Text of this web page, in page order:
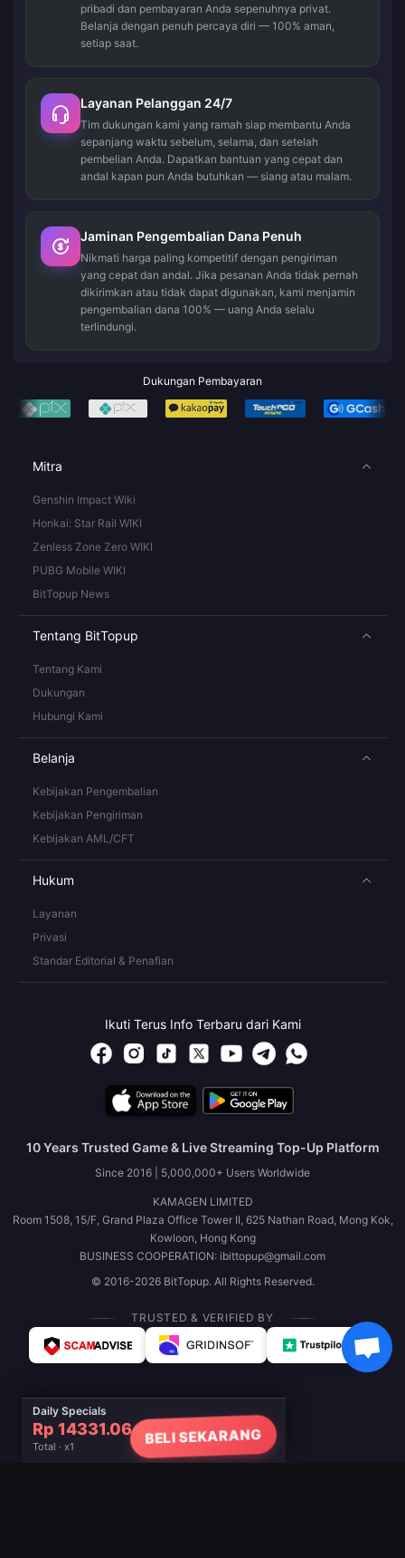
Daily Specials
Rp 14331.06
Total · x1
BELI SEKARANG
pribadi dan pembayaran Anda sepenuhnya privat.
Belanja dengan penuh percaya diri — 100% aman,
setiap saat.
Layanan Pelanggan 24/7
Tim dukungan kami yang ramah siap membantu Anda
sepanjang waktu sebelum, selama, dan setelah
pembelian Anda. Dapatkan bantuan yang cepat dan
andal kapan pun Anda butuhkan — siang atau malam.
Jaminan Pengembalian Dana Penuh
Nikmati harga paling kompetitif dengan pengiriman
yang cepat dan andal. Jika pesanan Anda tidak pernah
dikirimkan atau tidak dapat digunakan, kami menjamin
pengembalian dana 100% — uang Anda selalu
terlindungi.
Dukungan Pembayaran
Mitra
Genshin Impact Wiki
Honkai: Star Rail WIKI
Zenless Zone Zero WIKI
PUBG Mobile WIKI
BitTopup News
Tentang BitTopup
Tentang Kami
Dukungan
Hubungi Kami
Belanja
Kebijakan Pengembalian
Kebijakan Pengiriman
Kebijakan AML/CFT
Hukum
Layanan
Privasi
Standar Editorial & Penafian
Ikuti Terus Info Terbaru dari Kami
10 Years Trusted Game & Live Streaming Top-Up Platform
Since 2016 | 5,000,000+ Users Worldwide
KAMAGEN LIMITED
Room 1508, 15/F, Grand Plaza Office Tower II, 625 Nathan Road, Mong Kok,
Kowloon, Hong Kong
BUSINESS COOPERATION: ibittopup@gmail.com
© 2016-2026 BitTopup. All Rights Reserved.
TRUSTED & VERIFIED BY